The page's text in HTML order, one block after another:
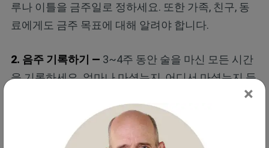
루나 이틀을 금주일로 정하세요. 또한 가족, 친구, 동
료에게도 금주 목표에 대해 알려야 합니다.
2. 음주 기록하기 — 3~4주 동안 술을 마신 모든 시간
을 기록하세요. 얼마나 마셨는지, 어디서 마셨는지 등
다른 정보도 포함하세요. 이렇게 하면 목표를 얼마나
잘 지키고 있는지, 의사나 다른 의료 전문가의 도움을
받아야 하는지 판단하는 데 도움이 됩니다.
×